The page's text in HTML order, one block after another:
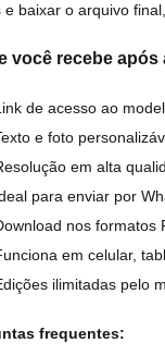
e baixar o arquivo
você recebe após
de acesso ao
e foto
em alta
para enviar por
nos formatos
em celular,
ilimitadas pelo
frequentes: